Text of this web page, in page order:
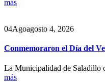
más
04Agoagosto 4, 2026
Conmemoraron el Día del
La Municipalidad de Saladillo
más